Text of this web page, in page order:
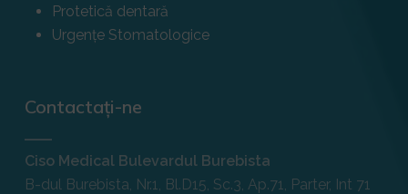
Protetică dentară
Urgențe Stomatologice
Contactați-ne
Ciso Medical Bulevardul Burebista
B-dul Burebista, Nr.1, Bl.D15, Sc.3, Ap.71, Parter, Int 71